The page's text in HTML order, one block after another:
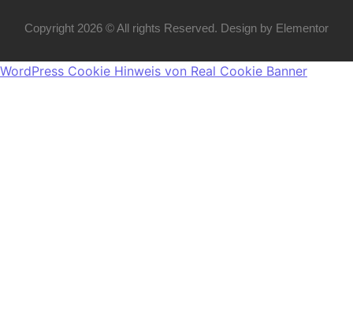
Copyright 2026 © All rights Reserved. Design by Elementor
WordPress Cookie Hinweis von Real Cookie Banner